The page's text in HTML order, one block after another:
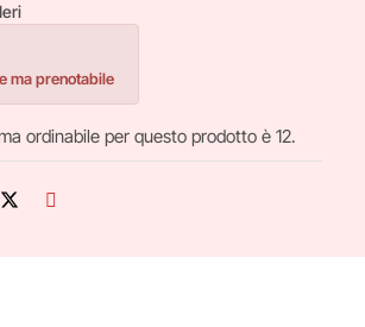
ma prenotabile
ordinabile per questo prodotto è 12.